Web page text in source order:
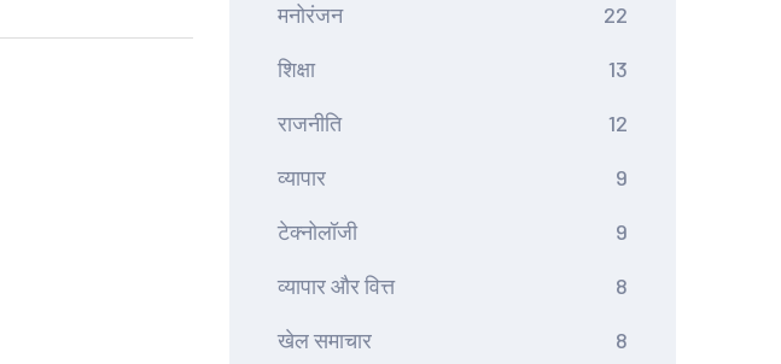
मनोरंजन 22
शिक्षा 13
राजनीति 12
व्यापार 9
टेक्नोलॉजी 9
व्यापार और वित्त 8
खेल समाचार 8